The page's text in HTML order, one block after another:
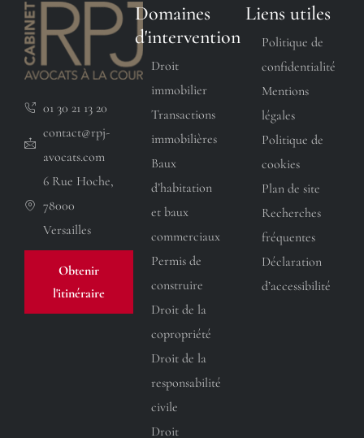
01 30 21 13 20
contact@rpj-
avocats.com
6 Rue Hoche,
78000
Versailles
Obtenir
l'itinéraire
Domaines
d'intervention
Droit
immobilier
Transactions
immobilières
Baux
d’habitation
et baux
commerciaux
Permis de
construire
Droit de la
copropriété
Droit de la
responsabilité
civile
Droit
Liens utiles
Politique de
confidentialité
Mentions
légales
Politique de
cookies
Plan de site
Recherches
fréquentes
Déclaration
d’accessibilité